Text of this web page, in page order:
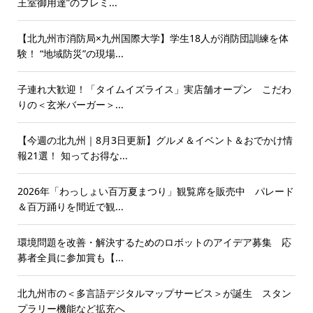
【北九州市消防局×九州国際大学】学生18人が消防団訓練を体
験！ “地域防災”の現場...
子連れ大歓迎！「タイムイズライス」実店舗オープン こだわ
りの＜玄米バーガー＞...
【今週の北九州｜8月3日更新】グルメ＆イベント＆おでかけ情
報21選！ 知ってお得な...
2026年「わっしょい百万夏まつり」観覧席を販売中 パレード
＆百万踊りを間近で観...
環境問題を改善・解決するためのロボットのアイデア募集 応
募者全員に参加賞も【...
北九州市の＜多言語デジタルマップサービス＞が誕生 スタン
プラリー機能など拡充へ